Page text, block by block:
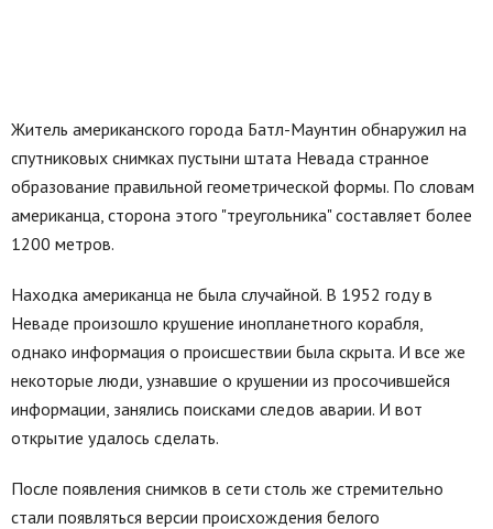
Житель американского города Батл-Маунтин обнаружил на
спутниковых снимках пустыни штата Невада странное
образование правильной геометрической формы. По словам
американца, сторона этого "треугольника" составляет более
1200 метров.
Находка американца не была случайной. В 1952 году в
Неваде произошло крушение инопланетного корабля,
однако информация о происшествии была скрыта. И все же
некоторые люди, узнавшие о крушении из просочившейся
информации, занялись поисками следов аварии. И вот
открытие удалось сделать.
После появления снимков в сети столь же стремительно
стали появляться версии происхождения белого